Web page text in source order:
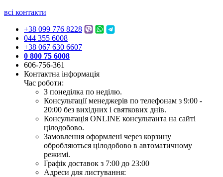
всі контакти
+38 099 776 8228
044 355 6008
+38 067 630 6607
0 800 75 6008
606-756-361
Контактна інформація
Час роботи:
З понеділка по неділю.
Консультації менеджерів по телефонам з 9:00 -
20:00 без вихідних і святкових днів.
Консультація ONLINE консультанта на сайті
цілодобово.
Замовлення оформлені через корзину
обробляються цілодобово в автоматичному
режимі.
Графік доставок з 7:00 до 23:00
Адреси для листування: